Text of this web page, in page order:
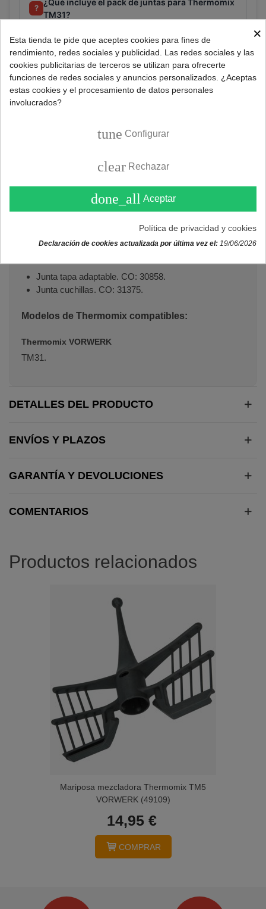
?
TM31?
?
¿Este pack de juntas es compatible con otros
modelos de Thermomix?
Junta tapa adaptable. CO: 30858.
Junta cuchillas. CO: 31375.
Modelos de Thermomix compatibles:
Thermomix VORWERK
TM31.
DETALLES DEL PRODUCTO
ENVÍOS Y PLAZOS
GARANTÍA Y DEVOLUCIONES
COMENTARIOS
Productos relacionados
Mariposa mezcladora Thermomix TM5
VORWERK (49109)
14,95 €
COMPRAR
×
Esta tienda te pide que aceptes cookies para fines de
rendimiento, redes sociales y publicidad. Las redes sociales y las
cookies publicitarias de terceros se utilizan para ofrecerte
funciones de redes sociales y anuncios personalizados. ¿Aceptas
estas cookies y el procesamiento de datos personales
involucrados?
tune Configurar
clear Rechazar
done_all Aceptar
Política de privacidad y cookies
Declaración de cookies actualizada por última vez el: 19/06/2026